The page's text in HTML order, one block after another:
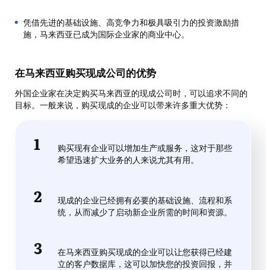
凭借先进的基础设施、高竞争力和极具吸引力的投资激励措
施，马来西亚已成为国际企业家的商业中心。
在马来西亚购买现成公司的优势
外国企业家在决定购买马来西亚的现成公司时，可以追求不同的
目标。一般来说，购买现成的企业可以带来许多重大优势：
购买现有企业可以增加生产或服务，这对于那些
希望迅速扩大业务的人来说尤其有用。
现成的企业已经拥有必要的基础设施、流程和系
统，从而减少了启动新企业所需的时间和资源。
在马来西亚购买现成的企业可以让您获得已经建
立的客户数据库，这可以加快您的投资回报，并